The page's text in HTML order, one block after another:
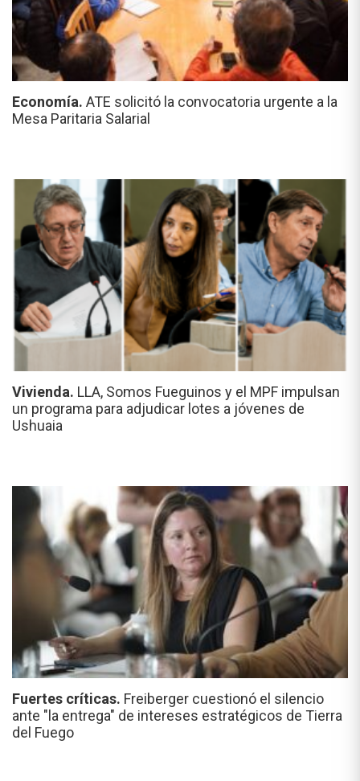
Economía. ATE solicitó la convocatoria urgente a la
Mesa Paritaria Salarial
Vivienda. LLA, Somos Fueguinos y el MPF impulsan
un programa para adjudicar lotes a jóvenes de
Ushuaia
Fuertes críticas. Freiberger cuestionó el silencio
ante "la entrega" de intereses estratégicos de Tierra
del Fuego